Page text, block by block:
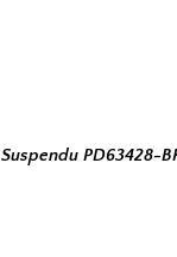
Suspendu PD63428-